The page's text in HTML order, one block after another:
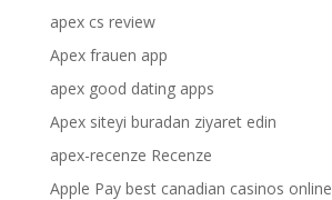
apex cs review
Apex frauen app
apex good dating apps
Apex siteyi buradan ziyaret edin
apex-recenze Recenze
Apple Pay best canadian casinos online